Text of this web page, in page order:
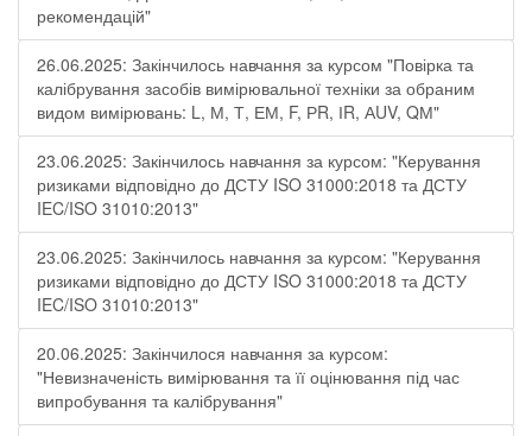
рекомендацій"
26.06.2025: Закінчилось навчання за курсом "Повірка та
калібрування засобів вимірювальної техніки за обраним
видом вимірювань: L, М, Т, ЕМ, F, РR, ІR, АUV, QМ"
23.06.2025: Закінчилось навчання за курсом: "Керування
ризиками відповідно до ДСТУ ISO 31000:2018 та ДСТУ
IEC/ISO 31010:2013"
23.06.2025: Закінчилось навчання за курсом: "Керування
ризиками відповідно до ДСТУ ISO 31000:2018 та ДСТУ
IEC/ISO 31010:2013"
20.06.2025: Закінчилося навчання за курсом:
"Невизначеність вимірювання та її оцінювання під час
випробування та калібрування"